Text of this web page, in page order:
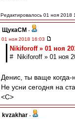
Редактировалось 01 ноя 2018
ЩукаСМ -
01 ноя 2018 16:03
Nikiforoff » 01 ноя
# Nikiforoff » 01 ноя
Денис, ты ваще когда-
Не усни сегодня на
<C>
kvzakhar -